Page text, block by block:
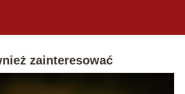
zainteresować